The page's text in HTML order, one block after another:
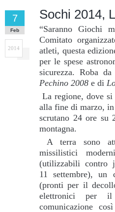
Sochi 2014,
7
Feb
2014
“Saranno Giochi
Comitato
atleti, questa
per le spese
sicurezza. Roba
Pechino 2008 e di
La regione, dove
alla fine di marzo,
scrutano 24 ore su
montagna.
A terra sono
missilistici
(utilizzabili contro
11 settembre), un
(pronti per il
elettronici per
comunicazione